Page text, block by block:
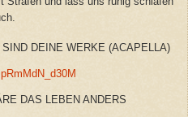
DEINE WERKE (ACAPELLA)
DAS LEBEN ANDERS